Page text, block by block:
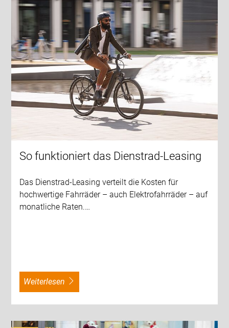
So funktioniert das Dienstrad-Leasing
Das Dienstrad-Leasing verteilt die Kosten für
hochwertige Fahrräder – auch Elektrofahrräder – auf
monatliche Raten.…
weiterlesen